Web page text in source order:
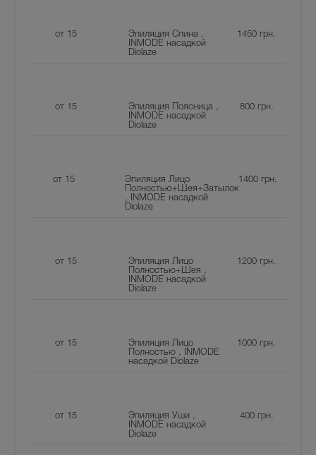
от 15
Эпиляция Спина ,
INMODE насадкой
Diolaze
1450 грн.
от 15
Эпиляция Поясница ,
INMODE насадкой
Diolaze
800грн.
от 15
Эпиляция Лицо
Полностью+Шея+Затылок
, INMODE насадкой
Diolaze
1400грн.
от 15
Эпиляция Лицо
Полностью+Шея ,
INMODE насадкой
Diolaze
1200 грн.
от 15
Эпиляция Лицо
Полностью , INMODE
насадкой Diolaze
1000 грн.
от 15
Эпиляция Уши ,
INMODE насадкой
Diolaze
400грн.